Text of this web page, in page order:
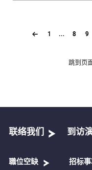
1 ... 8 9
跳到页
联络我们 到访
職位空缺 招标事